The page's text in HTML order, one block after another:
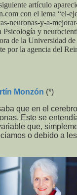
artículo
con el lema “el-
neuronas-y-a-
Psicología y
de la Universidad
por la agencia del
Monzón (*)
que en el
Este se
que,
o debido a